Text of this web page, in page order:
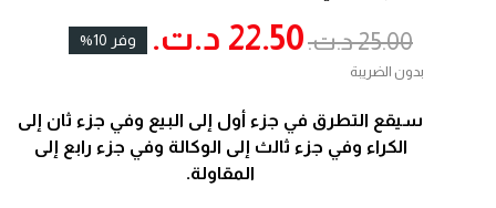
25.00 د.ت.‏ 22.50 د.ت.‏ وفر 10%
بدون الضريبة
سيقع التطرق في جزء أول إلى البيع وفي جزء ثان إلى
الكراء وفي جزء ثالث إلى الوكالة وفي جزء رابع إلى
المقاولة.